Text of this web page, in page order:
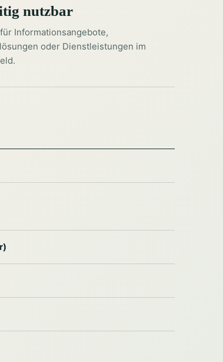
nutzbar
Informationsangebote,
oder Dienstleistungen im